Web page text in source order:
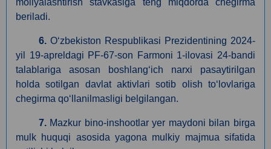
beriladi.
6.O‘zbekiston Respublikasi Prezidentining 2024-
yil 19-apreldagi PF-67-son Farmoni 1-ilovasi 24-bandi
talablariga asosan boshlang‘ich narxi pasaytirilgan
holda sotilgan davlat aktivlari sotib olish to‘lovlariga
chegirma qo‘llanilmasligi belgilangan.
7. Mazkur bino-inshootlar yer maydoni bilan birga
mulk huquqi asosida yagona mulkiy majmua sifatida